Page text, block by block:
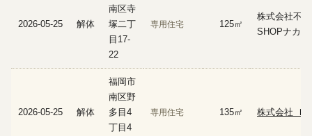
2026-05-25 解体
南区寺
塚二丁
目17-
22
専用住宅 125㎡
株式会社不
SHOPナカジ
2026-05-25 解体
福岡市
南区野
多目4
丁目4
専用住宅 135㎡ 株式会社 Ｉ